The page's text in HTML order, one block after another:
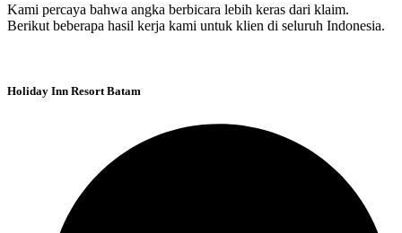
Kami percaya bahwa angka berbicara lebih keras dari klaim.
Berikut beberapa hasil kerja kami untuk klien di seluruh Indonesia.
Holiday Inn Resort Batam